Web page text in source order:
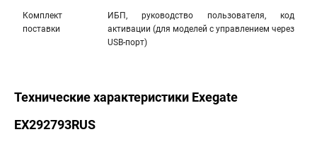
Комплект
поставки
ИБП, руководство пользователя, код
активации (для моделей с управлением через
USB-порт)
Технические характеристики Exegate
EX292793RUS